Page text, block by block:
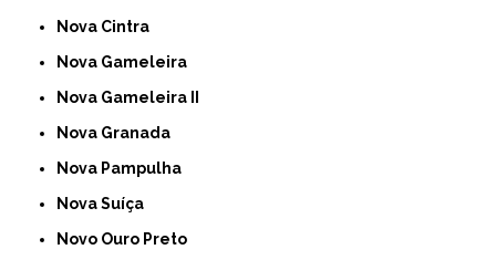
Nova Cintra
Nova Gameleira
Nova Gameleira II
Nova Granada
Nova Pampulha
Nova Suíça
Novo Ouro Preto